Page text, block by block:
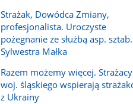
Strażak, Dowódca Zmiany,
profesjonalista. Uroczyste
pożegnanie ze służbą asp. sztab.
Sylwestra Małka
Razem możemy więcej.
woj. śląskiego wspierają
z Ukrainy